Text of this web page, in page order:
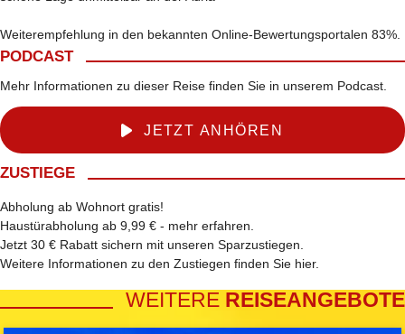
Weiterempfehlung in den bekannten Online-Bewertungsportalen 83%.
PODCAST
Mehr Informationen zu dieser Reise finden Sie in unserem Podcast.
JETZT ANHÖREN
ZUSTIEGE
Abholung ab Wohnort gratis!
Haustürabholung ab 9,99 € - mehr erfahren
Jetzt 30 € Rabatt sichern mit unseren Sparzustiegen
Weitere Informationen zu den Zustiegen finden Sie hier.
WEITERE REISEANGEBOTE